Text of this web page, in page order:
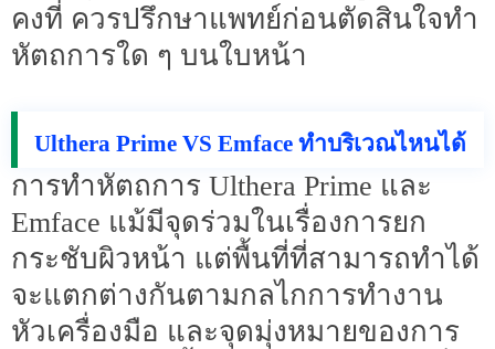
คงที่ ควรปรึกษาแพทย์ก่อนตัดสินใจทำ
หัตถการใด ๆ บนใบหน้า
Ulthera Prime VS Emface ทำบริเวณไหนได้
การทำหัตถการ Ulthera Prime และ
Emface แม้มีจุดร่วมในเรื่องการยก
กระชับผิวหน้า แต่พื้นที่ที่สามารถทำได้
จะแตกต่างกันตามกลไกการทำงาน
หัวเครื่องมือ และจุดมุ่งหมายของการ